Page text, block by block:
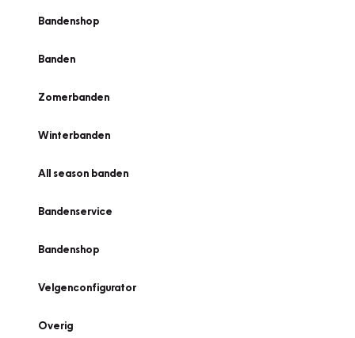
Bandenshop
Banden
Zomerbanden
Winterbanden
All season banden
Bandenservice
Bandenshop
Velgenconfigurator
Overig